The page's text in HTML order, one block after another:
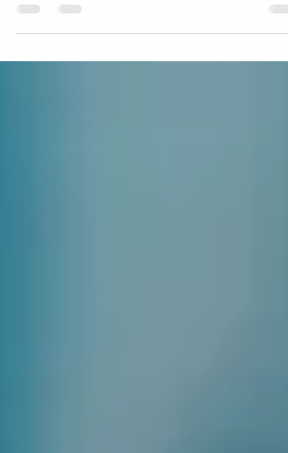
de procesamiento de las computadoras...